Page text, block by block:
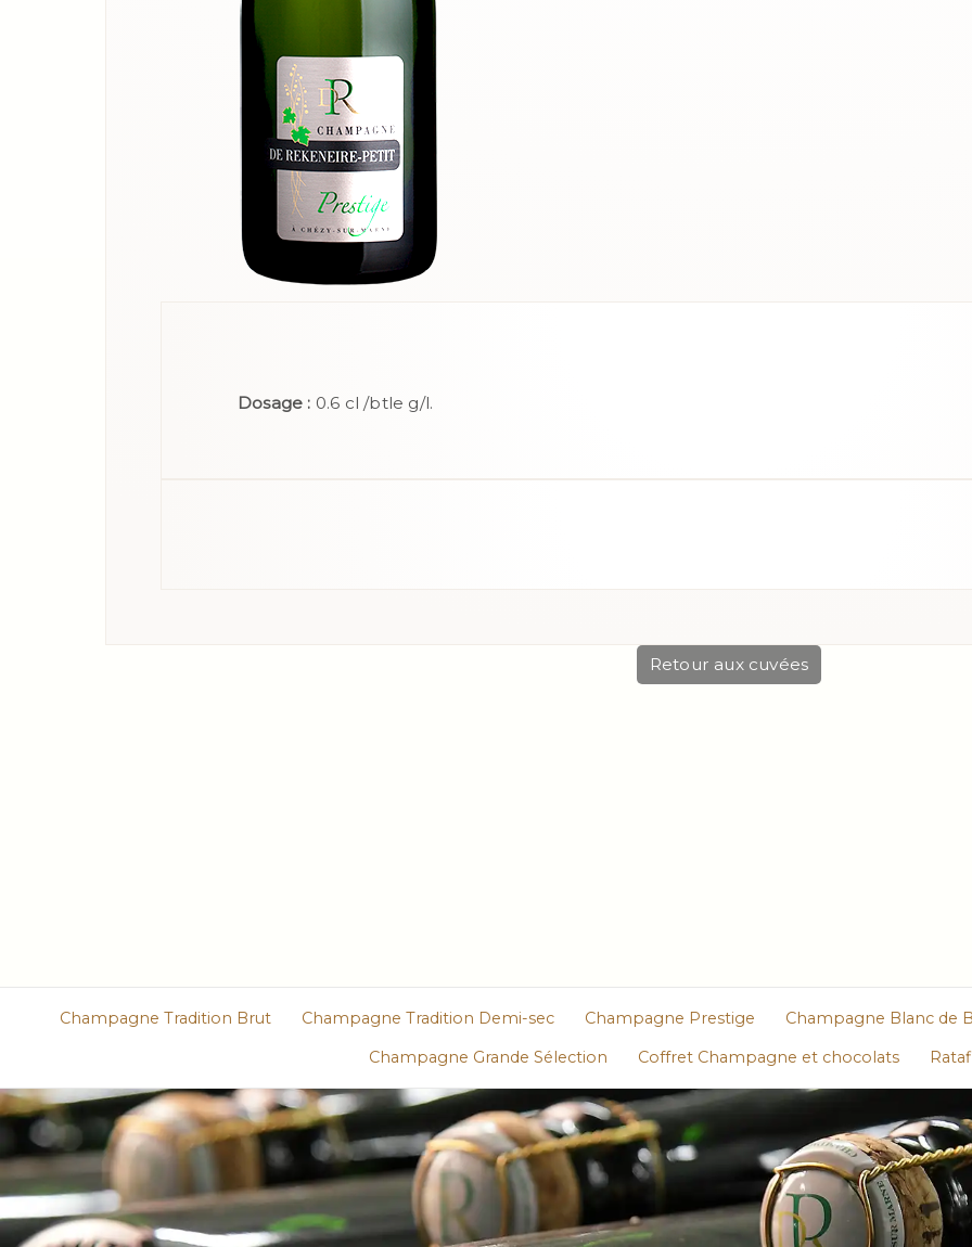
Dosage : 0.6 cl /btle g/l.
Retour aux cuvées
Champagne Tradition Brut Champagne Tradition Demi-sec Champagne Prestige
Champagne Blanc de
Champagne Grande Sélection
Coffret Champagne et chocolats